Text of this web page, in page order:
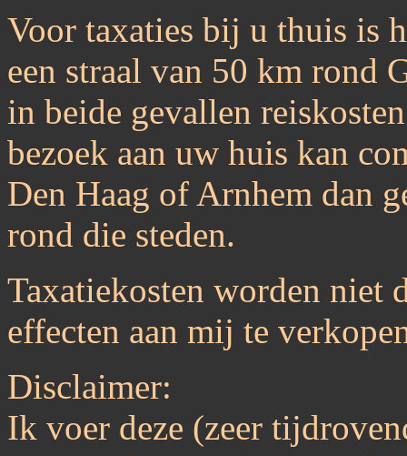
Voor taxaties bij u thuis is
een straal van 50 km rond
in beide gevallen
bezoek aan uw huis kan
Den Haag of Arnhem dan
rond die steden.
Taxatiekosten worden niet
effecten aan mij te
Disclaimer:
Ik voer deze (zeer